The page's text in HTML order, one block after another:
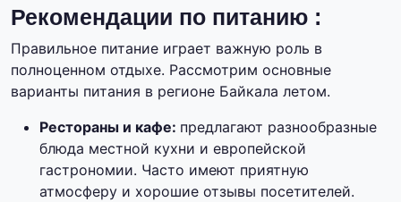
Рекомендации по питанию :
Правильное питание играет важную роль в
полноценном отдыхе. Рассмотрим основные
варианты питания в регионе Байкала летом.
Рестораны и кафе: предлагают разнообразные
блюда местной кухни и европейской
гастрономии. Часто имеют приятную
атмосферу и хорошие отзывы посетителей.